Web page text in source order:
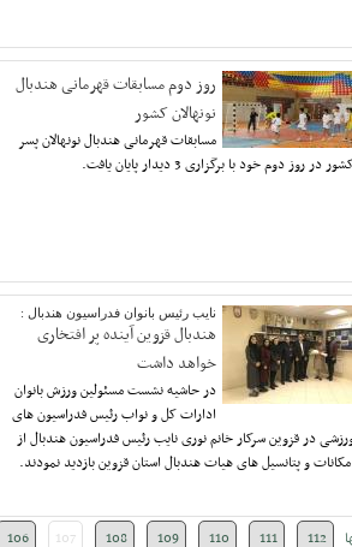
روز دوم مسابقات قهرمانی هندبال
نونهالان کشور
مسابقات قهرمانی هندبال نونهالان پسر
در روز دوم خود با برگزاری 3 دیدار پایان یافت.
نایب رئیس بانوان فدراسیون هندبال :
هندبال قزوین آینده پر افتخاری
خواهد داشت
در حاشیه نشست مسئولین ورزش بانوان
ادارات کل و نواب رئیس فدراسیون های
در قزوین سرکار خانم نوری نایب رئیس فدراسیون هندبال از
و پتانسیل های هیات هندبال استان قزوین بازدید نمودند.
106 107 108 109 110 111 112